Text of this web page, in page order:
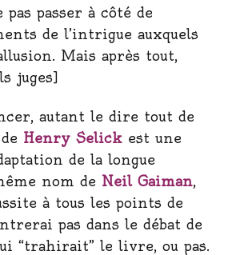
passer à côté de
de l’intrigue auxquels
Mais après tout,
juges]
autant le dire tout de
Henry Selick est une
de la longue
nom de Neil Gaiman,
à tous les points de
pas dans le débat de
“trahirait” le livre, ou pas.